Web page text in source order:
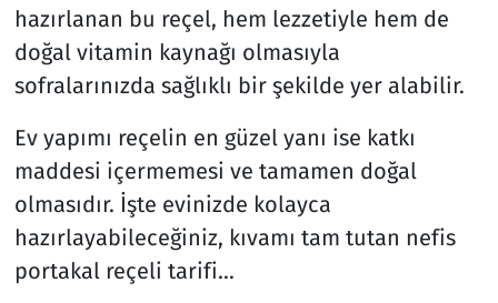
hazırlanan bu reçel, hem lezzetiyle hem de
doğal vitamin kaynağı olmasıyla
sofralarınızda sağlıklı bir şekilde yer alabilir.
Ev yapımı reçelin en güzel yanı ise katkı
maddesi içermemesi ve tamamen doğal
olmasıdır. İşte evinizde kolayca
hazırlayabileceğiniz, kıvamı tam tutan nefis
portakal reçeli tarifi...